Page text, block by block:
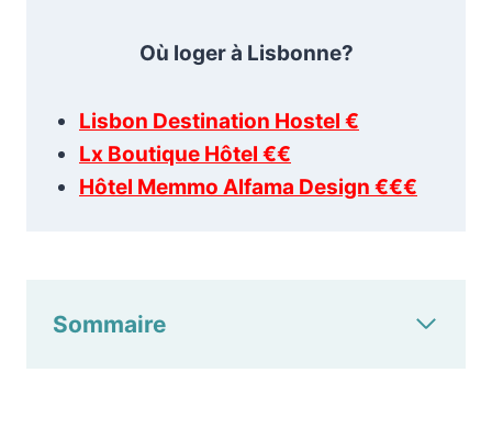
Où loger à Lisbonne?
Lisbon Destination Hostel €
Lx Boutique Hôtel €€
Hôtel Memmo Alfama Design €€€
Sommaire